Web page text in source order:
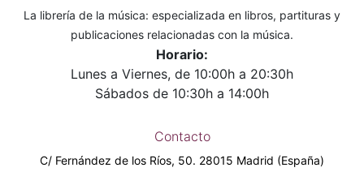
La librería de la música: especializada en libros, partituras y
publicaciones relacionadas con la música.
Horario:
Lunes a Viernes, de 10:00h a 20:30h
Sábados de 10:30h a 14:00h
Contacto
C/ Fernández de los Ríos, 50. 28015 Madrid (España)